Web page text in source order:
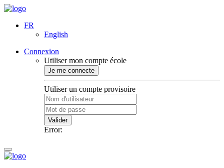
FR
English
Connexion
Utiliser mon compte école
Je me connecte
Utiliser un compte provisoire
Valider
Error: